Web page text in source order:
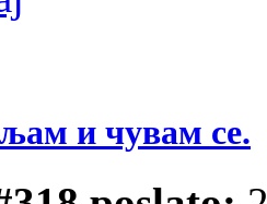
и чувам се.